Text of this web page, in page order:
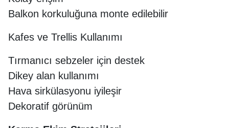
Balkon korkuluğuna monte edilebilir
Kafes ve Trellis Kullanımı
Tırmanıcı sebzeler için destek
Dikey alan kullanımı
Hava sirkülasyonu iyileşir
Dekoratif görünüm